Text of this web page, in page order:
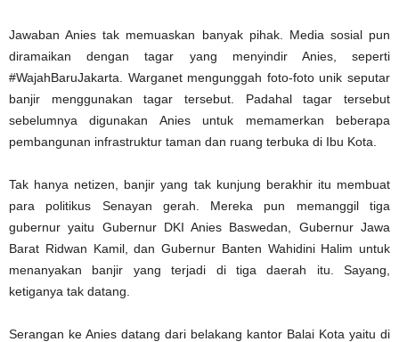
Jawaban Anies tak memuaskan banyak pihak. Media sosial pun
diramaikan dengan tagar yang menyindir Anies, seperti
#WajahBaruJakarta. Warganet mengunggah foto-foto unik seputar
banjir menggunakan tagar tersebut. Padahal tagar tersebut
sebelumnya digunakan Anies untuk memamerkan beberapa
pembangunan infrastruktur taman dan ruang terbuka di Ibu Kota.
Tak hanya netizen, banjir yang tak kunjung berakhir itu membuat
para politikus Senayan gerah. Mereka pun memanggil tiga
gubernur yaitu Gubernur DKI Anies Baswedan, Gubernur Jawa
Barat Ridwan Kamil, dan Gubernur Banten Wahidini Halim untuk
menanyakan banjir yang terjadi di tiga daerah itu. Sayang,
ketiganya tak datang.
Serangan ke Anies datang dari belakang kantor Balai Kota yaitu di